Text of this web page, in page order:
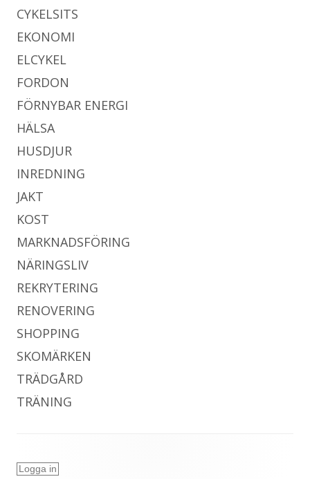
CYKELSITS
EKONOMI
ELCYKEL
FORDON
FÖRNYBAR ENERGI
HÄLSA
HUSDJUR
INREDNING
JAKT
KOST
MARKNADSFÖRING
NÄRINGSLIV
REKRYTERING
RENOVERING
SHOPPING
SKOMÄRKEN
TRÄDGÅRD
TRÄNING
Logga in